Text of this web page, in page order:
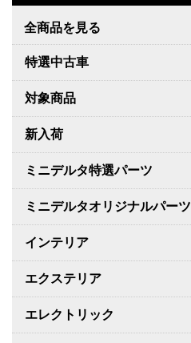
全商品を見る
特選中古車
対象商品
新入荷
ミニデルタ特選パーツ
ミニデルタオリジナルパーツ
インテリア
エクステリア
エレクトリック